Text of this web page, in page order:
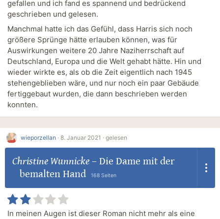
gefallen und ich fand es spannend und bedrückend
geschrieben und gelesen.
Manchmal hatte ich das Gefühl, dass Harris sich noch
größere Sprünge hätte erlauben können, was für
Auswirkungen weitere 20 Jahre Naziherrschaft auf
Deutschland, Europa und die Welt gehabt hätte. Hin und
wieder wirkte es, als ob die Zeit eigentlich nach 1945
stehengeblieben wäre, und nur noch ein paar Gebäude
fertiggebaut wurden, die dann beschrieben werden
konnten.
wieporzellan · 8. Januar 2021 · gelesen
Christine Wunnicke– Die Dame mit der
bemalten Hand
168 Seiten
In meinen Augen ist dieser Roman nicht mehr als eine